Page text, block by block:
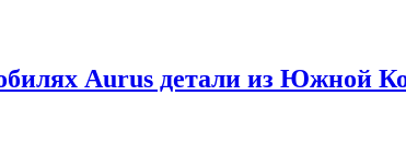
Aurus детали из Южной